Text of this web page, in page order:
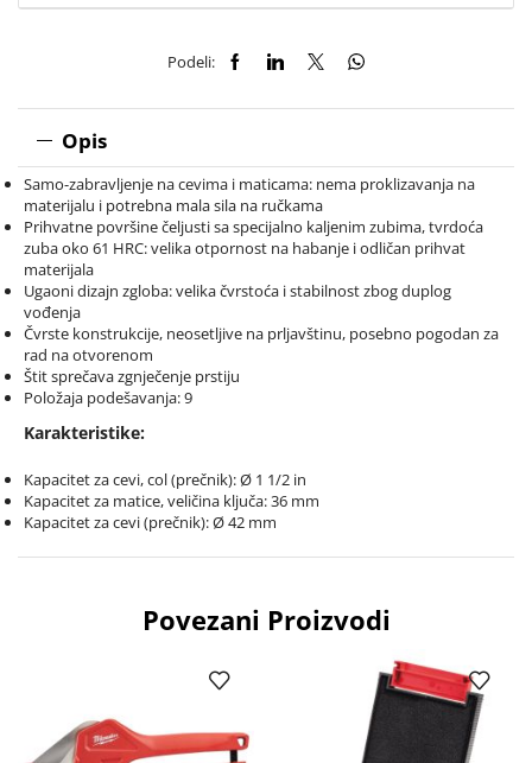
Podeli:
Opis
Samo-zabravljenje na cevima i maticama: nema proklizavanja na
materijalu i potrebna mala sila na ručkama
Prihvatne površine čeljusti sa specijalno kaljenim zubima, tvrdoća
zuba oko 61 HRC: velika otpornost na habanje i odličan prihvat
materijala
Ugaoni dizajn zgloba: velika čvrstoća i stabilnost zbog duplog
vođenja
Čvrste konstrukcije, neosetljive na prljavštinu, posebno pogodan za
rad na otvorenom
Štit sprečava zgnječenje prstiju
Položaja podešavanja: 9
Karakteristike:
Kapacitet za cevi, col (prečnik): Ø 1 1/2 in
Kapacitet za matice, veličina ključa: 36 mm
Kapacitet za cevi (prečnik): Ø 42 mm
Povezani Proizvodi